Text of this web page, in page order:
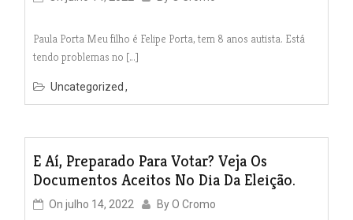
Paula Porta Meu filho é Felipe Porta, tem 8 anos autista. Está
tendo problemas no […]
Uncategorized
E Aí, Preparado Para Votar? Veja Os
Documentos Aceitos No Dia Da Eleição.
On julho 14, 2022 ByO Cromo